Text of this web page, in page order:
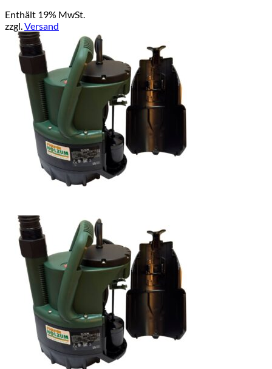
Enthält 19% MwSt.
zzgl.Versand